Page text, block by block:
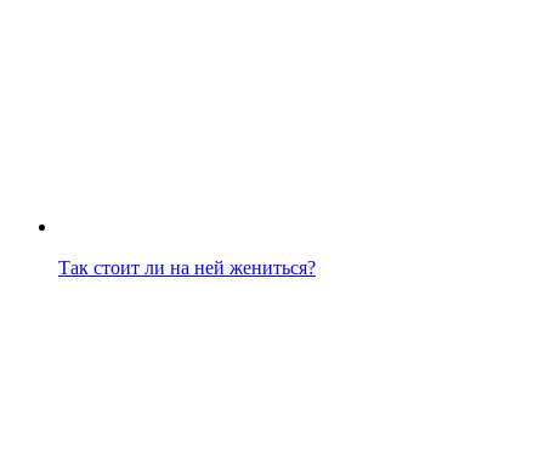
Так стоит ли на ней жениться?